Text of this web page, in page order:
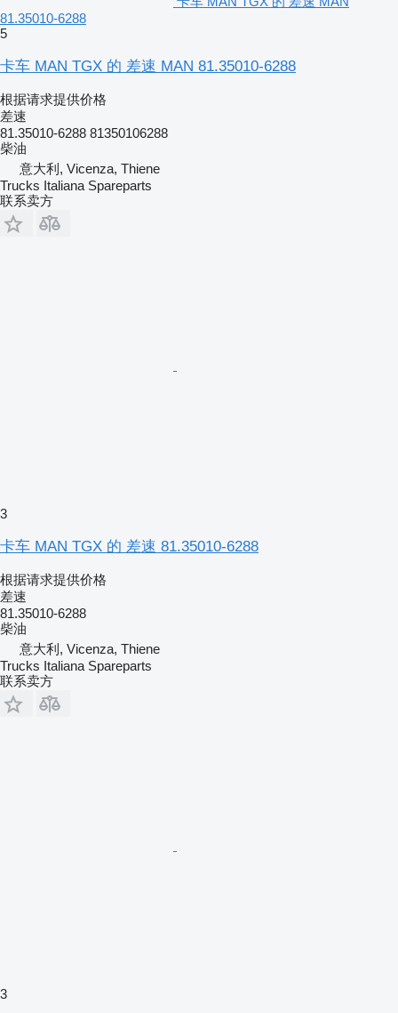
81.35010-6288
5
卡车 MAN TGX 的 差速 MAN 81.35010-6288
根据请求提供价格
差速
81.35010-6288 81350106288
柴油
意大利, Vicenza, Thiene
Trucks Italiana Spareparts
联系卖方
3
卡车 MAN TGX 的 差速 81.35010-6288
根据请求提供价格
差速
81.35010-6288
柴油
意大利, Vicenza, Thiene
Trucks Italiana Spareparts
联系卖方
3